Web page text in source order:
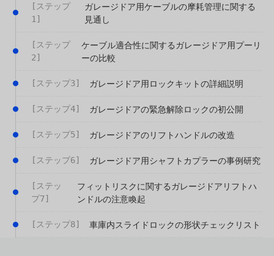
[ステップ
1]
ガレージドア用ケーブルの摩耗管理に関する
見通し
[ステップ
2]
ケーブル適合性に関するガレージドア用プーリ
ーの比較
[ステップ3] ガレージドア用ロックキットの詳細説明
[ステップ4] ガレージドアの緊急解除ロックの初公開
[ステップ5] ガレージドアのリフトハンドルの改造
[ステップ6] ガレージドア用シャフトカプラーの事例研究
[ステッ
プ7]
フィットリスクに関するガレージドアリフトハ
ンドルの注意喚起
[ステップ8] 車庫内スライドロックの形状チェックリスト